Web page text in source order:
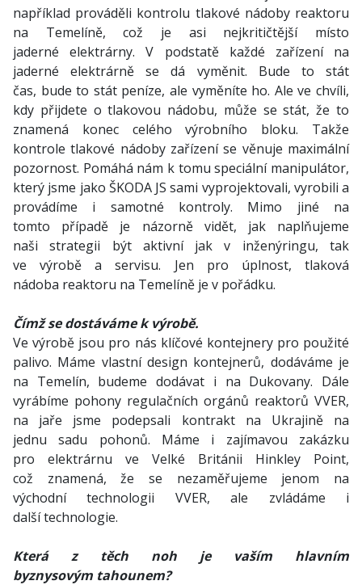
například prováděli kontrolu tlakové nádoby reaktoru
na Temelíně, což je asi nejkritičtější místo
jaderné elektrárny. V podstatě každé zařízení na
jaderné elektrárně se dá vyměnit. Bude to stát
čas, bude to stát peníze, ale vyměníte ho. Ale ve chvíli,
kdy přijdete o tlakovou nádobu, může se stát, že to
znamená konec celého výrobního bloku. Takže
kontrole tlakové nádoby zařízení se věnuje maximální
pozornost. Pomáhá nám k tomu speciální manipulátor,
který jsme jako ŠKODA JS sami vyprojektovali, vyrobili a
provádíme i samotné kontroly. Mimo jiné na
tomto případě je názorně vidět, jak naplňujeme
naši strategii být aktivní jak v inženýringu, tak
ve výrobě a servisu. Jen pro úplnost, tlaková
nádoba reaktoru na Temelíně je v pořádku.
Čímž se dostáváme k výrobě.
Ve výrobě jsou pro nás klíčové kontejnery pro použité
palivo. Máme vlastní design kontejnerů, dodáváme je
na Temelín, budeme dodávat i na Dukovany. Dále
vyrábíme pohony regulačních orgánů reaktorů VVER,
na jaře jsme podepsali kontrakt na Ukrajině na
jednu sadu pohonů. Máme i zajímavou zakázku
pro elektrárnu ve Velké Británii Hinkley Point,
což znamená, že se nezaměřujeme jenom na
východní technologii VVER, ale zvládáme i
další technologie.
Která z těch noh je vaším hlavním
byznysovým tahounem?